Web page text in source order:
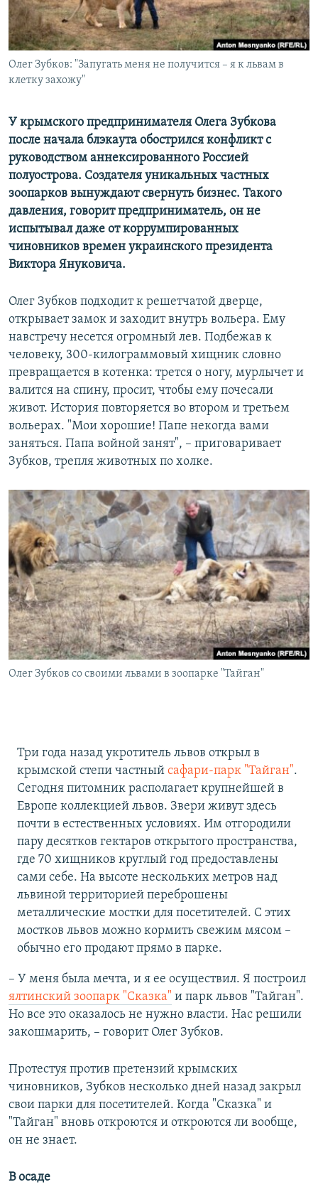
ПОБЕДИТЕЛЕЙ НЕ СУДЯТ?
КРЫМ.НЕПОКОРЕННЫЙ
ELIFBE
ПРИСОЕДИНЯЙТЕСЬ!
Олег Зубков: "Запугать меня не получится – я к львам в
клетку захожу"
У крымского предпринимателя Олега Зубкова
после начала блэкаута обострился конфликт с
руководством аннексированного Россией
полуострова. Создателя уникальных частных
зоопарков вынуждают свернуть бизнес. Такого
давления, говорит предприниматель, он не
испытывал даже от коррумпированных
чиновников времен украинского президента
Виктора Януковича.
Олег Зубков подходит к решетчатой дверце,
открывает замок и заходит внутрь вольера. Ему
навстречу несется огромный лев. Подбежав к
человеку, 300-килограммовый хищник словно
превращается в котенка: трется о ногу, мурлычет и
валится на спину, просит, чтобы ему почесали
живот. История повторяется во втором и третьем
вольерах. "Мои хорошие! Папе некогда вами
заняться. Папа войной занят", – приговаривает
Зубков, трепля животных по холке.
Олег Зубков со своими львами в зоопарке "Тайган"
Три года назад укротитель львов открыл в
крымской степи частный сафари-парк "Тайган".
Сегодня питомник располагает крупнейшей в
Европе коллекцией львов. Звери живут здесь
почти в естественных условиях. Им отгородили
пару десятков гектаров открытого пространства,
где 70 хищников круглый год предоставлены
сами себе. На высоте нескольких метров над
львиной территорией переброшены
металлические мостки для посетителей. С этих
мостков львов можно кормить свежим мясом –
обычно его продают прямо в парке.
– У меня была мечта, и я ее осуществил. Я построил
ялтинский зоопарк "Сказка" и парк львов "Тайган".
Но все это оказалось не нужно власти. Нас решили
закошмарить, – говорит Олег Зубков.
Протестуя против претензий крымских
чиновников, Зубков несколько дней назад закрыл
свои парки для посетителей. Когда "Сказка" и
"Тайган" вновь откроются и откроются ли вообще,
он не знает.
В осаде